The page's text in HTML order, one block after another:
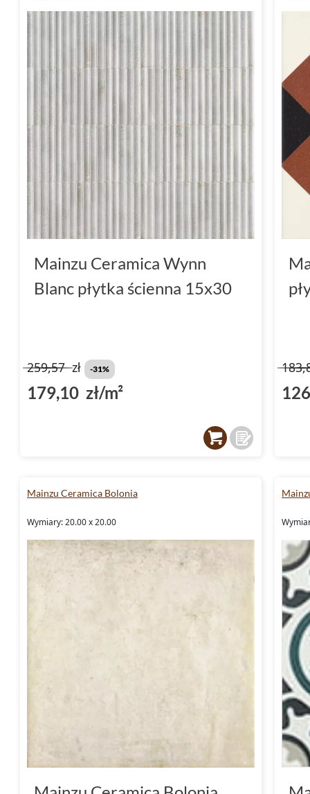
Mainzu Ceramica Wynn
Blanc płytka ścienna 15x30
259,57zł -31%
179,10 zł/m²
Mainzu Ceramica Bolonia
Wymiary: 20.00 x 20.00